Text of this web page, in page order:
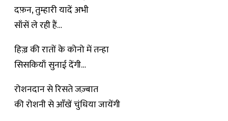
दफ़न, तुम्हारी यादें अभी
साँसें ले रही हैं…
हिज़्र की रातों के कोनो में तन्हा
सिसकियाँ सुनाई देंगी…
रोशनदान से रिसते जज़्बात
की रोशनी से आँखें चुंधिया जायेंगी